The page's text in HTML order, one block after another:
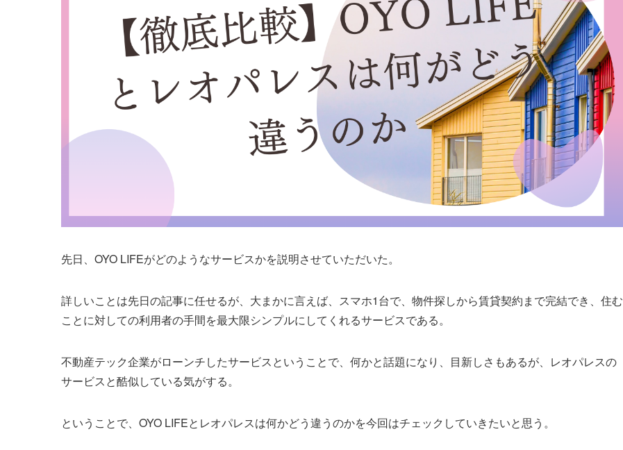
先日、OYO LIFEがどのようなサービスかを説明させていただいた。
詳しいことは先日の記事に任せるが、大まかに言えば、スマホ1台で、物件探しから賃貸契約まで完結でき、住む
ことに対しての利用者の手間を最大限シンプルにしてくれるサービスである。
不動産テック企業がローンチしたサービスということで、何かと話題になり、目新しさもあるが、レオパレスの
サービスと酷似している気がする。
ということで、OYO LIFEとレオパレスは何かどう違うのかを今回はチェックしていきたいと思う。